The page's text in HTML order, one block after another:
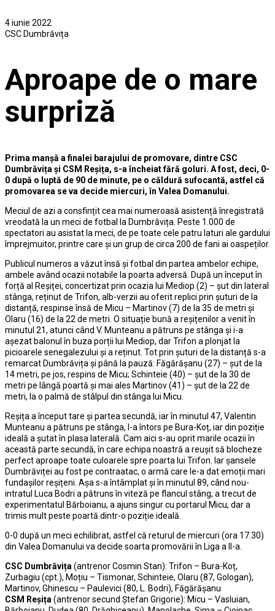
4 iunie 2022
CSC Dumbrăvița
Aproape de o mare
surpriză
Prima manșă a finalei barajului de promovare, dintre CSC
Dumbrăvița și CSM Reșița, s-a încheiat fără goluri. A fost, deci, 0-
0 după o luptă de 90 de minute, pe o căldură sufocantă, astfel că
promovarea se va decide miercuri, în Valea Domanului.
Meciul de azi a consfințit cea mai numeroasă asistență înregistrată
vreodată la un meci de fotbal la Dumbrăvița. Peste 1.000 de
spectatori au asistat la meci, de pe toate cele patru laturi ale gardului
împrejmuitor, printre care și un grup de circa 200 de fani ai oaspeților.
Publicul numeros a văzut însă și fotbal din partea ambelor echipe,
ambele având ocazii notabile la poarta adversă. După un început în
forță al Reșiței, concertizat prin ocazia lui Mediop (2) – șut din lateral
stânga, reținut de Trifon, alb-verzii au oferit replici prin șuturi de la
distanță, respinse însă de Micu – Martinov (7) de la 35 de metri și
Olaru (16) de la 22 de metri. O situație bună a reșițenilor a venit în
minutul 21, atunci când V. Munteanu a pătruns pe stânga și i-a
așezat balonul în buza porții lui Mediop, dar Trifon a plonjat la
picioarele senegalezului și a reținut. Tot prin șuturi de la distanță s-a
remarcat Dumbrăvița și până la pauză: Făgărășanu (27) – șut de la
14 metri, pe jos, respins de Micu; Schinteie (40) – șut de la 30 de
metri pe lângă poartă și mai ales Martinov (41) – șut de la 22 de
metri, la o palmă de stâlpul din stânga lui Micu.
Reșița a început tare și partea secundă, iar în minutul 47, Valentin
Munteanu a pătruns pe stânga, l-a întors pe Bura-Koț, iar din poziție
ideală a șutat în plasa laterală. Cam aici s-au oprit marile ocazii în
această parte secundă, în care echipa noastră a reușit să blocheze
perfect aproape toate culoarele spre poarta lui Trifon. Iar șansele
Dumbrăviței au fost pe contraatac, o armă care le-a dat emoții mari
fundașilor reșițeni. Așa s-a întâmplat și în minutul 89, când nou-
intratul Luca Bodri a pătruns în viteză pe flancul stâng, a trecut de
experimentatul Bărboianu, a ajuns singur cu portarul Micu, dar a
trimis mult peste poartă dintr-o poziție ideală.
0-0 după un meci echilibrat, astfel că returul de miercuri (ora 17.30)
din Valea Domanului va decide soarta promovării în Liga a II-a.
CSC Dumbrăvița (antrenor Cosmin Stan): Trifon – Bura-Koț,
Zurbagiu (cpt.), Moțiu – Tismonar, Schinteie, Olaru (87, Gologan),
Martinov, Ghinescu – Paulevici (80, L. Bodri), Făgărășanu
CSM Reșița (antrenor secund Ștefan Grigorie): Micu – Vasluian,